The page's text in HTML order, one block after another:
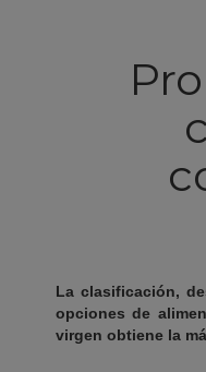
La clasificación,
opciones de
virgen obtiene la